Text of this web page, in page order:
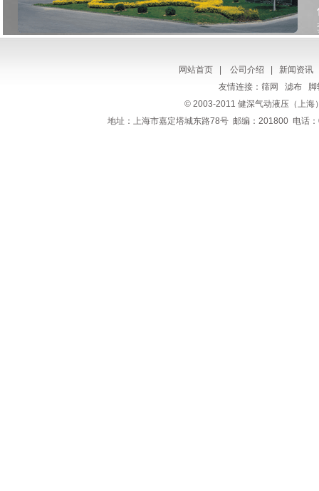
网站首页 |公司介绍 新闻资讯
友情连接： 筛网 滤布
脚
© 2003-2011 健深气动液压（上海
地址：上海市嘉定塔城东路78号 邮编：201800 电话